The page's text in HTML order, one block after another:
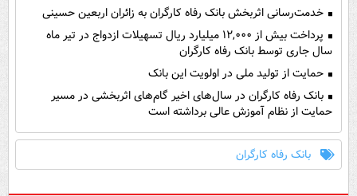
خدمت‌رسانی اثربخش بانک رفاه کارگران به زائران اربعین حسینی
پرداخت بیش از ۱۲,۰۰۰ میلیارد ریال تسهیلات ازدواج در تیر ماه
سال جاری توسط بانک رفاه کارگران
حمایت از تولید ملی در اولویت این بانک
بانک رفاه کارگران در سال‌های اخیر گام‌های اثربخشی در مسیر
حمایت از نظام آموزش عالی برداشته است
بانک رفاه کارگران